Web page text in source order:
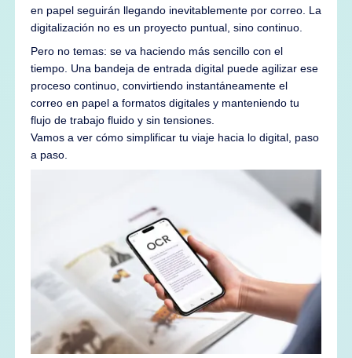
en papel seguirán llegando inevitablemente por correo. La
digitalización no es un proyecto puntual, sino continuo.
Pero no temas: se va haciendo más sencillo con el
tiempo. Una bandeja de entrada digital puede agilizar ese
proceso continuo, convirtiendo instantáneamente el
correo en papel a formatos digitales y manteniendo tu
flujo de trabajo fluido y sin tensiones.
Vamos a ver cómo simplificar tu viaje hacia lo digital, paso
a paso.